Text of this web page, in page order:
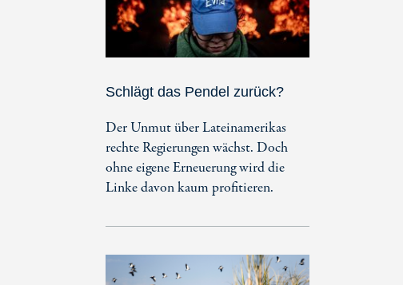
Schlägt das Pendel zurück?
Der Unmut über Lateinamerikas
rechte Regierungen wächst. Doch
ohne eigene Erneuerung wird die
Linke davon kaum profitieren.